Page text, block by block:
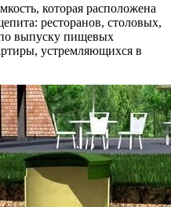
которая расположена
ресторанов, столовых,
выпуску пищевых
устремляющихся в